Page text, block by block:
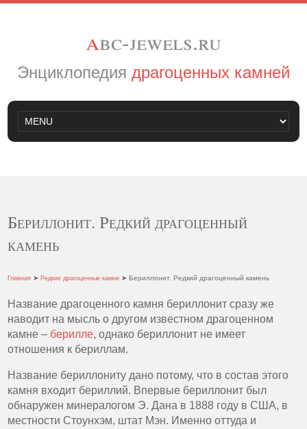
abc-jewels.ru
Энциклопедия драгоценных камней
Бериллонит. Редкий драгоценный
камень
Главная ➤Редкие драгоценные камни ➤ Бериллонит. Редкий драгоценный камень
Название драгоценного камня бериллонит сразу же
наводит на мысль о другом известном драгоценном
камне – берилле, однако бериллонит не имеет
отношения к бериллам.
Название бериллониту дано потому, что в состав этого
камня входит бериллий. Впервые бериллонит был
обнаружен минералогом Э. Дана в 1888 году в США, в
местности Стоунхэм, штат Мэн. Именно оттуда и